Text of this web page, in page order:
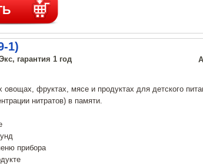
1)
гарантия 1 год
фруктах, мясе и продуктах для детского
нитратов) в памяти.
прибора